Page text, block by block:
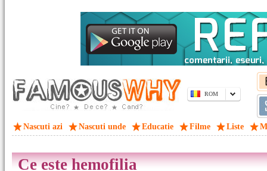
ROM
Nascuti azi Nascuti unde Educatie Filme Liste
Ce este hemofilia